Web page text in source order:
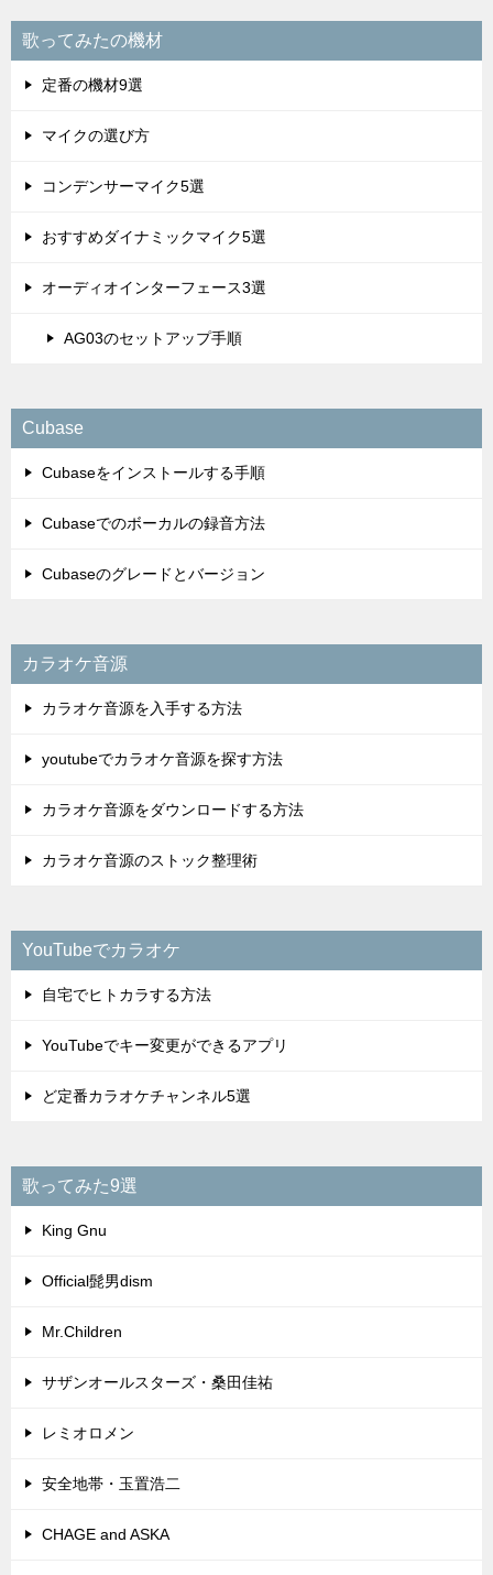
歌ってみたの機材
定番の機材9選
マイクの選び方
コンデンサーマイク5選
おすすめダイナミックマイク5選
オーディオインターフェース3選
AG03のセットアップ手順
Cubase
Cubaseをインストールする手順
Cubaseでのボーカルの録音方法
Cubaseのグレードとバージョン
カラオケ音源
カラオケ音源を入手する方法
youtubeでカラオケ音源を探す方法
カラオケ音源をダウンロードする方法
カラオケ音源のストック整理術
YouTubeでカラオケ
自宅でヒトカラする方法
YouTubeでキー変更ができるアプリ
ど定番カラオケチャンネル5選
歌ってみた9選
King Gnu
Official髭男dism
Mr.Children
サザンオールスターズ・桑田佳祐
レミオロメン
安全地帯・玉置浩二
CHAGE and ASKA